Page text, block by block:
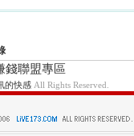
錢聯盟專區
的快感All Rights Reserved.